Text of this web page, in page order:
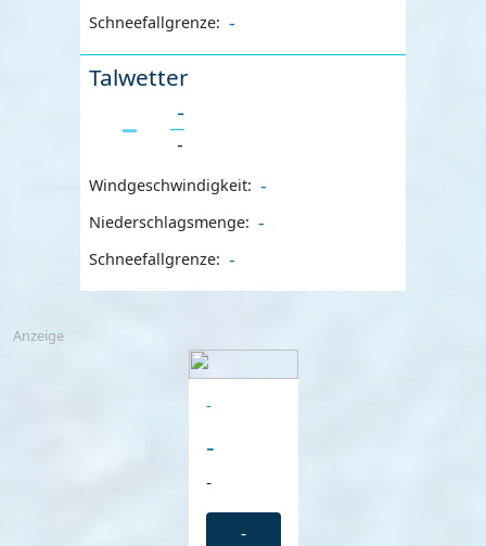
Schneefallgrenze: -
Talwetter
-
-
Windgeschwindigkeit: -
Niederschlagsmenge: -
Schneefallgrenze: -
Anzeige
-
-
-
-